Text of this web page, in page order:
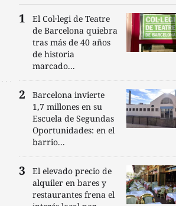
El Col·legi de Teatre
de Barcelona quiebra
tras más de 40 años
de historia
marcado...
Barcelona invierte
1,7 millones en su
Escuela de Segundas
Oportunidades: en el
barrio...
El elevado precio de
alquiler en bares y
restaurantes frena el